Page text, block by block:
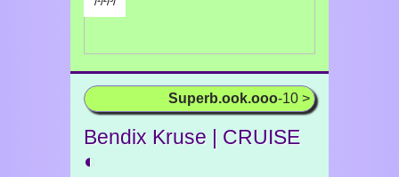
Superb.ook.ooo-10 >
Bendix Kruse | CRUISE
◐